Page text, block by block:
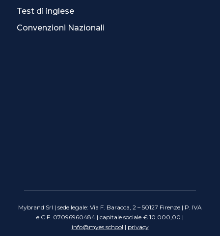
Test di inglese
Convenzioni Nazionali
Mybrand Srl | sede legale: Via F. Baracca, 2 – 50127 Firenze | P. IVA
e C.F. 07096960484 | capitale sociale € 10.000,00 |
info@myes.school | privacy